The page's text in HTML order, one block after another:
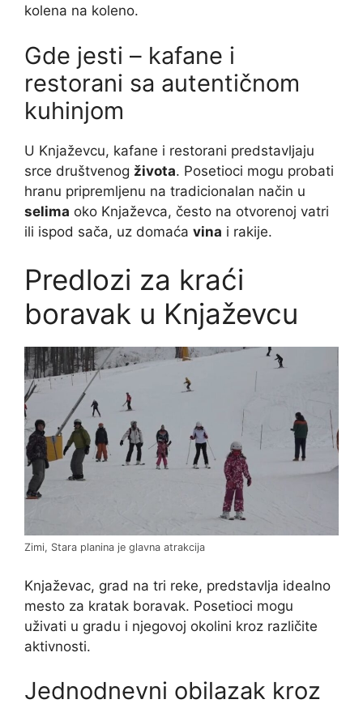
kolena na koleno.
Gde jesti – kafane i
restorani sa autentičnom
kuhinjom
U Knjaževcu, kafane i restorani predstavljaju
srce društvenog života. Posetioci mogu probati
hranu pripremljenu na tradicionalan način u
selima oko Knjaževca, često na otvorenoj vatri
ili ispod sača, uz domaća vina i rakije.
Predlozi za kraći
boravak u Knjaževcu
Zimi, Stara planina je glavna atrakcija
Knjaževac, grad na tri reke, predstavlja idealno
mesto za kratak boravak. Posetioci mogu
uživati u gradu i njegovoj okolini kroz različite
aktivnosti.
Jednodnevni obilazak kroz